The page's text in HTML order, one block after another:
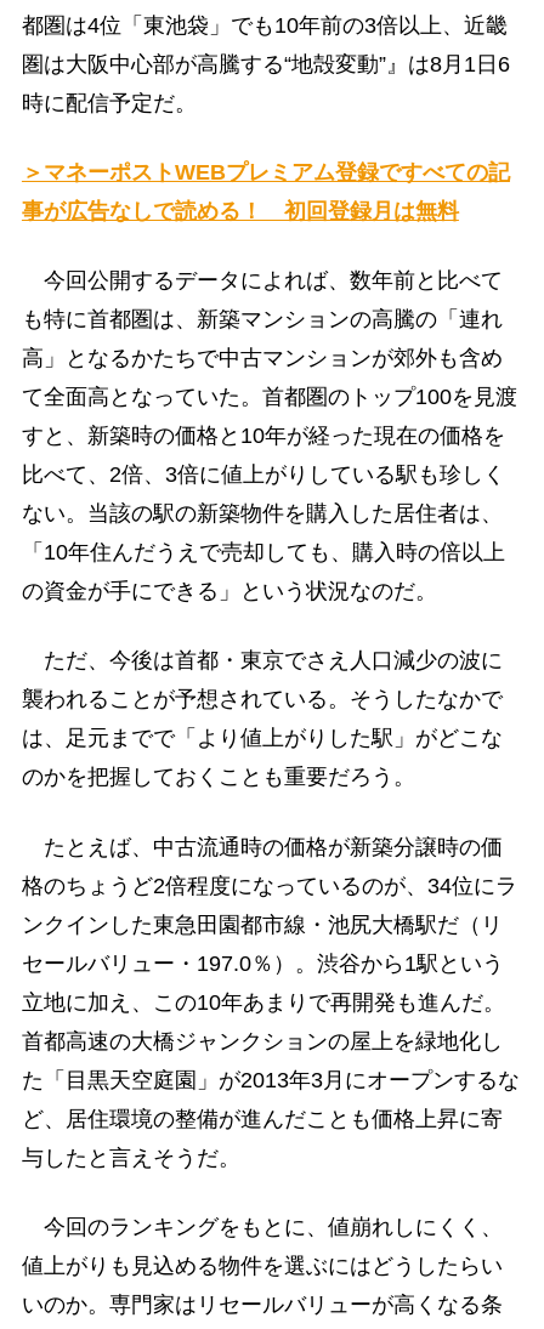
都圏は4位「東池袋」でも10年前の3倍以上、近畿
圏は大阪中心部が高騰する“地殻変動”』は8月1日6
時に配信予定だ。
＞マネーポストWEBプレミアム登録ですべての記
事が広告なしで読める！ 初回登録月は無料
今回公開するデータによれば、数年前と比べて
も特に首都圏は、新築マンションの高騰の「連れ
高」となるかたちで中古マンションが郊外も含め
て全面高となっていた。首都圏のトップ100を見渡
すと、新築時の価格と10年が経った現在の価格を
比べて、2倍、3倍に値上がりしている駅も珍しく
ない。当該の駅の新築物件を購入した居住者は、
「10年住んだうえで売却しても、購入時の倍以上
の資金が手にできる」という状況なのだ。
ただ、今後は首都・東京でさえ人口減少の波に
襲われることが予想されている。そうしたなかで
は、足元までで「より値上がりした駅」がどこな
のかを把握しておくことも重要だろう。
たとえば、中古流通時の価格が新築分譲時の価
格のちょうど2倍程度になっているのが、34位にラ
ンクインした東急田園都市線・池尻大橋駅だ（リ
セールバリュー・197.0％）。渋谷から1駅という
立地に加え、この10年あまりで再開発も進んだ。
首都高速の大橋ジャンクションの屋上を緑地化し
た「目黒天空庭園」が2013年3月にオープンするな
ど、居住環境の整備が進んだことも価格上昇に寄
与したと言えそうだ。
今回のランキングをもとに、値崩れしにくく、
値上がりも見込める物件を選ぶにはどうしたらい
いのか。専門家はリセールバリューが高くなる条